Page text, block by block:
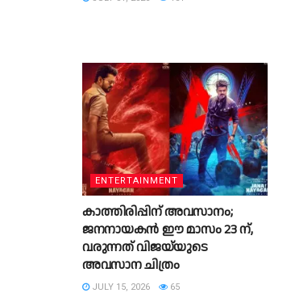
ENTERTAINMENT
കാത്തിരിപ്പിന് അവസാനം;
ജനനായകൻ ഈ മാസം 23 ന്,
വരുന്നത് വിജയ്‌യുടെ
അവസാന ചിത്രം
JULY 15, 2026 65